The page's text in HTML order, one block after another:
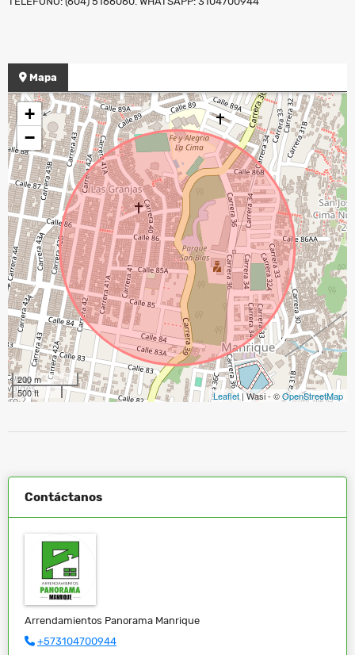
Mapa
+
−
200 m
500 ft
Leaflet| Wasi - ©OpenStreetMap
Contáctanos
Arrendamientos Panorama Manrique
+573104700944